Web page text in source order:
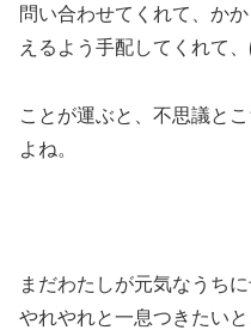
問い合わせてくれて、か
えるよう手配してくれて
ことが運ぶと、不思議と
よね。
まだわたしが元気なうち
やれやれと一息つきたい